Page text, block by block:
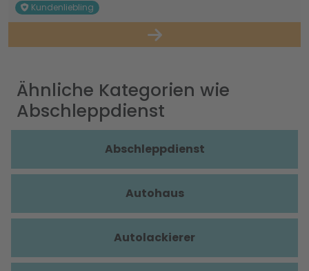
Kundenliebling
Ähnliche Kategorien wie
Abschleppdienst
Abschleppdienst
Autohaus
Autolackierer